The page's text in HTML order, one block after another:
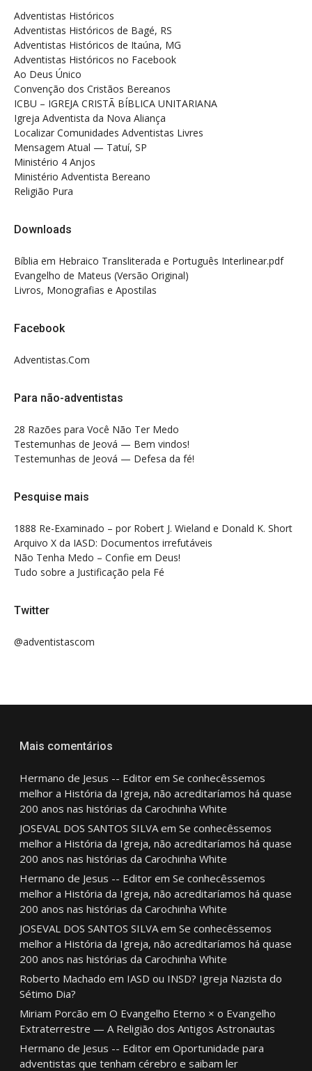
Adventistas Históricos
Adventistas Históricos de Bagé, RS
Adventistas Históricos de Itaúna, MG
Adventistas Históricos no Facebook
Ao Deus Único
Convenção dos Cristãos Bereanos
ICBU – IGREJA CRISTÃ BÍBLICA UNITARIANA
Igreja Adventista da Nova Aliança
Localizar Comunidades Adventistas Livres
Mensagem Atual — Tatuí, SP
Ministério 4 Anjos
Ministério Adventista Bereano
Religião Pura
Downloads
Bíblia em Hebraico Transliterada e Português Interlinear.pdf
Evangelho de Mateus (Versão Original)
Livros, Monografias e Apostilas
Facebook
Adventistas.Com
Para não-adventistas
28 Razões para Você Não Ter Medo
Testemunhas de Jeová — Bem vindos!
Testemunhas de Jeová — Defesa da fé!
Pesquise mais
1888 Re-Examinado – por Robert J. Wieland e Donald K. Short
Arquivo X da IASD: Documentos irrefutáveis
Não Tenha Medo – Confie em Deus!
Tudo sobre a Justificação pela Fé
Twitter
@adventistascom
Mais comentários
Hermano de Jesus -- Editorem Se conhecêssemos
melhor a História da Igreja, não acreditaríamos há quase
200 anos nas histórias da Carochinha White
JOSEVAL DOS SANTOS SILVAem Se conhecêssemos
melhor a História da Igreja, não acreditaríamos há quase
200 anos nas histórias da Carochinha White
Hermano de Jesus -- Editorem Se conhecêssemos
melhor a História da Igreja, não acreditaríamos há quase
200 anos nas histórias da Carochinha White
JOSEVAL DOS SANTOS SILVAem Se conhecêssemos
melhor a História da Igreja, não acreditaríamos há quase
200 anos nas histórias da Carochinha White
Roberto Machado em IASD ou INSD? Igreja Nazista do
Sétimo Dia?
Miriam Porcão em O Evangelho Eterno × o Evangelho
Extraterrestre — A Religião dos Antigos Astronautas
Hermano de Jesus -- Editorem Oportunidade para
adventistas que tenham cérebro e saibam ler